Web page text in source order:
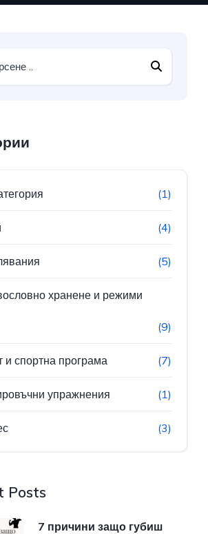
(1)
(4)
(5)
хранене и режими
(9)
и спортна програма (7)
упражнения (1)
(3)
Posts
7 причини защо губиш